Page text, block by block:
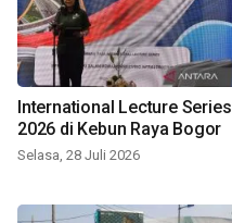
International Lecture Series
2026 di Kebun Raya Bogor
Selasa, 28 Juli 2026